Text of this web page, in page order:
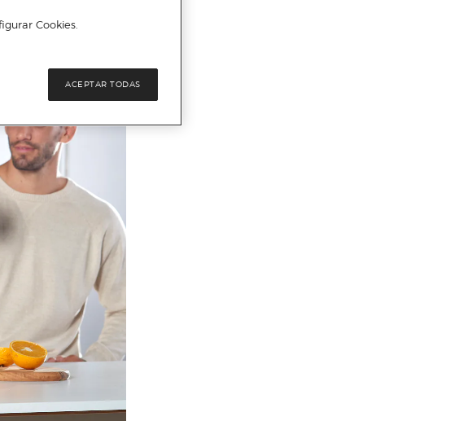
Cookies.
ACEPTAR TODAS